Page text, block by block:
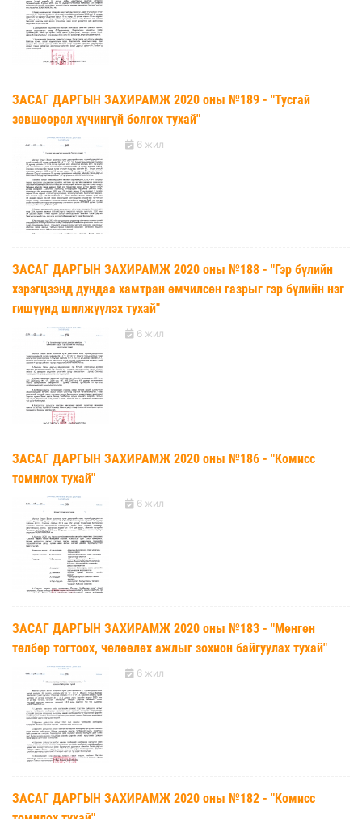
ЗАСАГ ДАРГЫН ЗАХИРАМЖ 2020 оны №189 - "Тусгай
зөвшөөрөл хүчингүй болгох тухай"
6 жил
ЗАСАГ ДАРГЫН ЗАХИРАМЖ 2020 оны №188 - "Гэр бүлийн
хэрэгцээнд дундаа хамтран өмчилсөн газрыг гэр бүлийн нэг
гишүүнд шилжүүлэх тухай"
6 жил
ЗАСАГ ДАРГЫН ЗАХИРАМЖ 2020 оны №186 - "Комисс
томилох тухай"
6 жил
ЗАСАГ ДАРГЫН ЗАХИРАМЖ 2020 оны №183 - "Мөнгөн
төлбөр тогтоох, чөлөөлөх ажлыг зохион байгуулах тухай"
6 жил
ЗАСАГ ДАРГЫН ЗАХИРАМЖ 2020 оны №182 - "Комисс